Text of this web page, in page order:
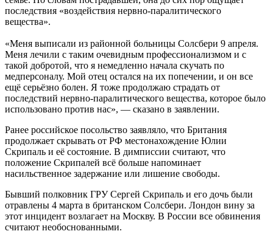
последствия «воздействия нервно-паралитического
вещества».
«Меня выписали из районной больницы Солсбери 9 апреля.
Меня лечили с таким очевидным профессионализмом и с
такой добротой, что я немедленно начала скучать по
медперсоналу. Мой отец остался на их попечении, и он все
ещё серьёзно болен. Я тоже продолжаю страдать от
последствий нервно-паралитического вещества, которое было
использовано против нас», — сказано в заявлении.
Ранее российское посольство заявляло, что Британия
продолжает скрывать от РФ местонахождение Юлии
Скрипаль и её состояние. В димписсии считают, что
положение Скрипалей всё больше напоминает
насильственное задержание или лишение свободы.
Бывший полковник ГРУ Сергей Скрипаль и его дочь были
отравлены 4 марта в британском Солсбери. Лондон вину за
этот инцидент возлагает на Москву. В России все обвинения
считают необоснованными.